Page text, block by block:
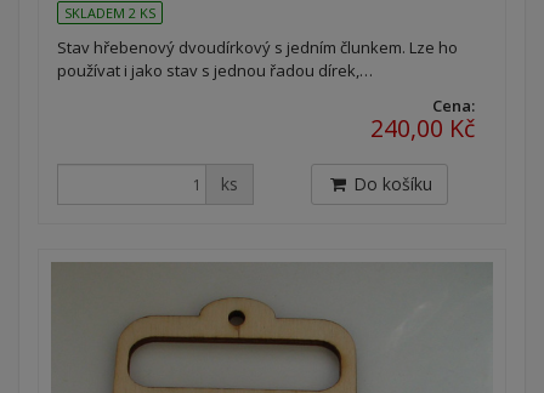
SKLADEM 2 KS
Stav hřebenový dvoudírkový s jedním člunkem. Lze ho
používat i jako stav s jednou řadou dírek,…
Cena:
240,00 Kč
ks Do košíku